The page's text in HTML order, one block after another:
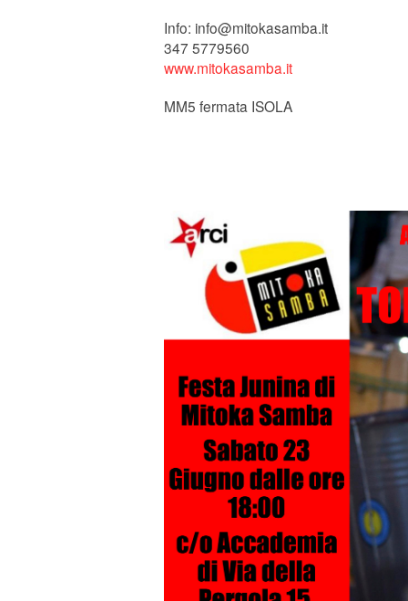
Info: info@mitokasamba.it
347 5779560
www.mitokasamba.it
MM5 fermata ISOLA